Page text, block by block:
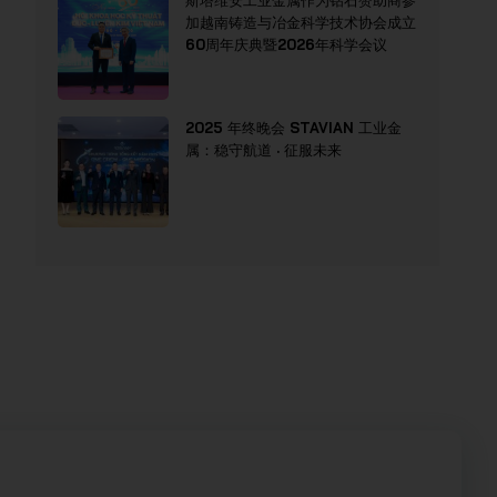
加越南铸造与冶金科学技术协会成立
60周年庆典暨2026年科学会议
2025 年终晚会 STAVIAN 工业金
属：稳守航道 · 征服未来